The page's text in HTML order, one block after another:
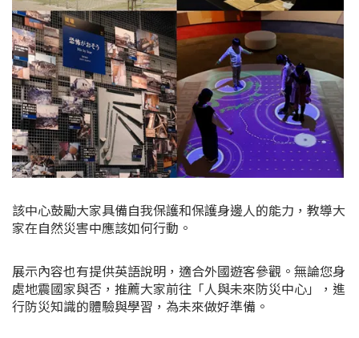
該中心鼓勵大家具備自我保護和保護身邊人的能力，教導大
家在自然災害中應該如何行動。
展示內容也有提供英語說明，適合外國遊客參觀。 無論您身
處地震國家與否，推薦大家前往「人與未來防災中心」，進
行防災知識的體驗與學習，為未來做好準備。